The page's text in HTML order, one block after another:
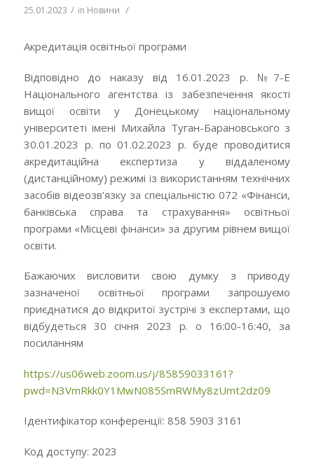
25.01.2023 / in Новини /
Акредитація освітньої програми
Відповідно до наказу від 16.01.2023 р. №7-Е
Національного агентства із забезпечення якості
вищої освіти у Донецькому національному
університеті імені Михайла Туган-Барановського з
30.01.2023 р. по 01.02.2023 р. буде проводитися
акредитаційна експертиза у віддаленому
(дистанційному) режимі із використанням технічних
засобів відеозв’язку за спеціальністю 072 «Фінанси,
банківська справа та страхування» освітньої
програми «Місцеві фінанси» за другим рівнем вищої
освіти.
Бажаючих висловити свою думку з приводу
зазначеної освітньої програми запрошуємо
приєднатися до відкритої зустрічі з експертами, що
відбудеться 30 січня 2023 р. о 16:00-16:40, за
посиланням
https://us06web.zoom.us/j/85859033161?
pwd=N3VmRkk0Y1MwN085SmRWMy8zUmt2dz09
Ідентифікатор конференції: 858 5903 3161
Код доступу: 2023